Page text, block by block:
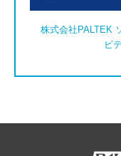
株式会社PALTEK
ビ